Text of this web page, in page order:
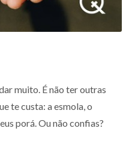
muito. É não ter outras
te custa: a esmola, o
porá. Ou não confias?